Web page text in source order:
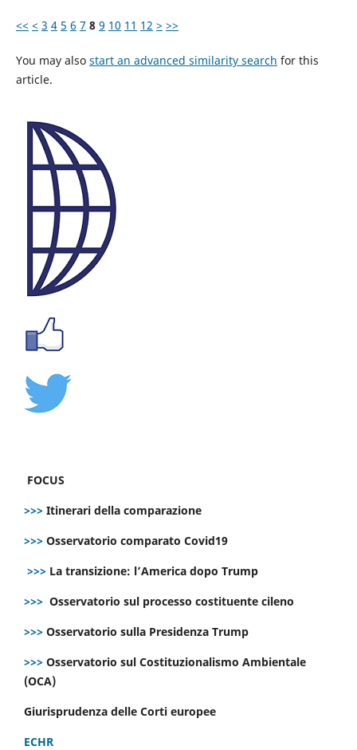
<< < 3 4 5 6 7 8 9 10 11 12 > >>
You may also start an advanced similarity search for this
article.
FOCUS
>>> Itinerari della comparazione
>>> Osservatorio comparato Covid19
>>> La transizione: l’America dopo Trump
>>> Osservatorio sul processo costituente cileno
>>> Osservatorio sulla Presidenza Trump
>>> Osservatorio sul Costituzionalismo Ambientale
(OCA)
Giurisprudenza delle Corti europee
ECHR